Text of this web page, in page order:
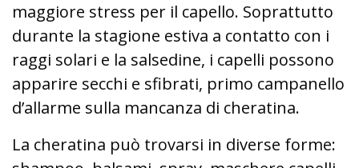
maggiore stress per il capello. Soprattutto
durante la stagione estiva a contatto con i
raggi solari e la salsedine, i capelli possono
apparire secchi e sfibrati, primo campanello
d’allarme sulla mancanza di cheratina.
La cheratina può trovarsi in diverse forme: